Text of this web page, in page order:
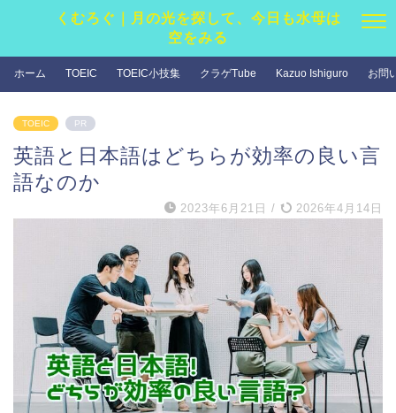
くむろぐ｜月の光を探して、今日も水母は
空をみる
ホーム TOEIC TOEIC小技集 クラゲTube Kazuo Ishiguro お問
TOEIC PR
英語と日本語はどちらが効率の良い言
語なのか
2023年6月21日 / 2026年4月14日